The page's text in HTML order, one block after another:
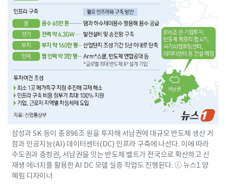
삼성과 SK 등이 총 896조 원을 투자해 서남권에 대규모 반도체 생산 거
점과 인공지능(AI) 데이터센터(DC) 인프라 구축에 나선다. 이에 따라
수도권과 충청권, 서남권을 잇는 반도체 벨트가 전국으로 확산하고 신
재생 에너지를 활용한 AI DC 모델 실증 작업도 진행된다. ⓒ 뉴스1 양
혜림 디자이너